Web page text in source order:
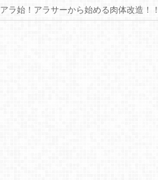
アラ始！アラサーから始める肉体改造！！